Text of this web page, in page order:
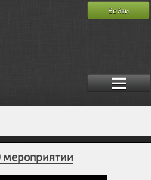
Войти
мероприятии